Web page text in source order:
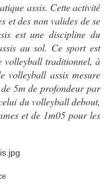
assis. Cette activité
et des non valides de se
est une discipline du
au sol. Ce sport est
volleyball traditionnel, à
volleyball assis mesure
5m de profondeur par
du volleyball debout,
et de 1m05 pour les